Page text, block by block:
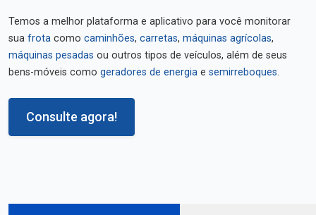
Temos a melhor plataforma e aplicativo para você monitorar
sua frota como caminhões, carretas, máquinas agrícolas,
máquinas pesadas ou outros tipos de veículos, além de seus
bens-móveis como geradores de energia e semirreboques.
Consulte agora!